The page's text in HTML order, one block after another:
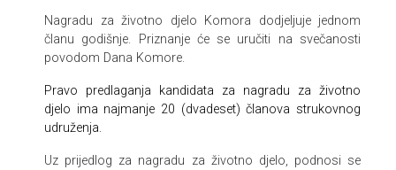
Nagradu za životno djelo Komora dodjeljuje jednom
članu godišnje. Priznanje će se uručiti na svečanosti
povodom Dana Komore.
Pravo predlaganja kandidata za nagradu za životno
djelo ima najmanje 20 (dvadeset) članova strukovnog
udruženja.
Uz prijedlog za nagradu za životno djelo, podnosi se